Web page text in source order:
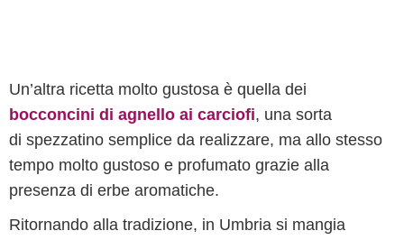
Un’altra ricetta molto gustosa è quella dei
bocconcini di agnello ai carciofi, una sorta
di spezzatino semplice da realizzare, ma allo stesso
tempo molto gustoso e profumato grazie alla
presenza di erbe aromatiche.
Ritornando alla tradizione, in Umbria si mangia